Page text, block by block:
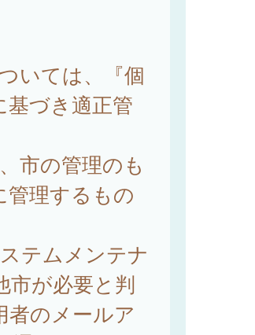
いては、『個
基づき適正管
市の管理のも
管理するもの
テムメンテナ
市が必要と判
者のメールア